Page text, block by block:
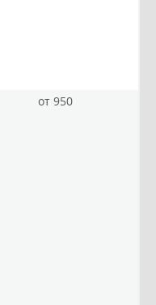
от 950